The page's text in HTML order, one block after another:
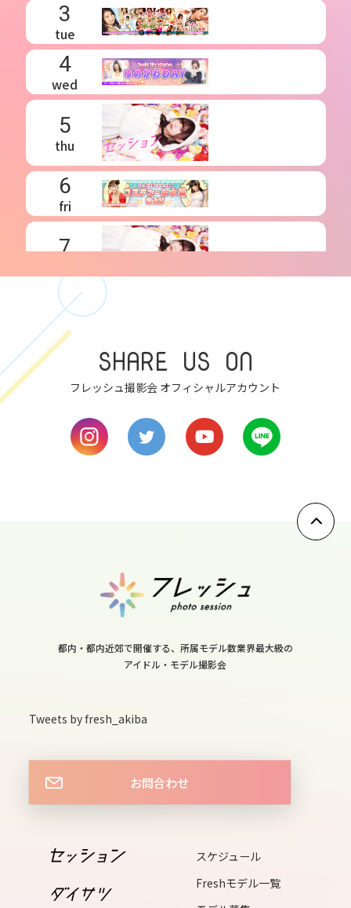
3
tue
4
wed
5
thu
6
fri
7
8
sun
tue
11
sat
sun
mon
17
18
wed
SHARE US ON
フレッシュ撮影会 オフィシャルアカウント
都内・都内近郊で開催する、所属モデル数業界最大級の
アイドル・モデル撮影会
Tweets by fresh_akiba
お問合わせ
スケジュール
Freshモデル一覧